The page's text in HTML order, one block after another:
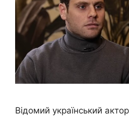
Відомий український